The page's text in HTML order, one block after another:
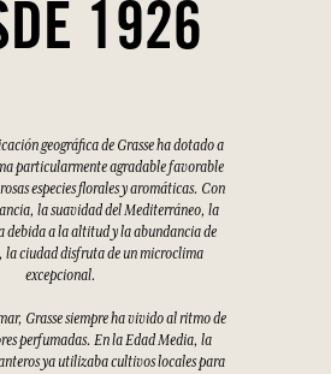
1926
geográfica de Grasse ha dotado a
particularmente agradable favorable
especies florales y aromáticas. Con
la suavidad del Mediterráneo, la
debida a la altitud y la abundancia de
la ciudad disfruta de un microclima
excepcional.
Grasse siempre ha vivido al ritmo de
perfumadas. En la Edad Media, la
ya utilizaba cultivos locales para